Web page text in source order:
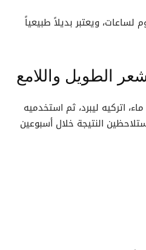
ويعتبر بديلاً طبيعياً
الطويل واللامع
ماء، اتركيه ليبرد، ثم استخدميه
النتيجة خلال أسبوعين